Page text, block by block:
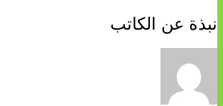
نبذة عن الكاتب